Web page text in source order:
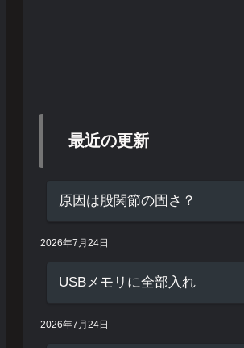
最近の更新
原因は股関節の固さ？
2026年7月24日
USBメモリに全部入れ
2026年7月24日